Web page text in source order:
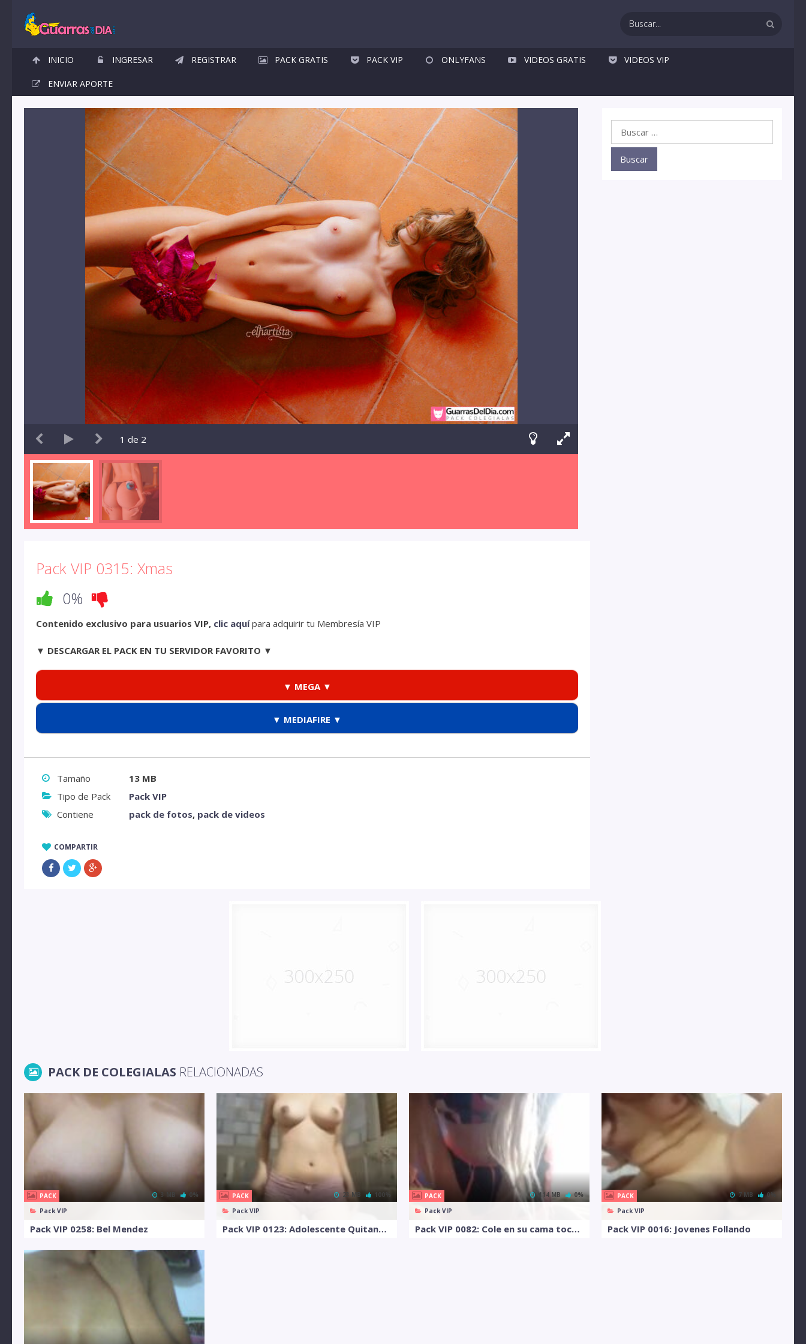
INICIO INGRESAR REGISTRAR PACK GRATIS PACK VIP ONLYFANS VIDEOS GRATIS VIDEOS VIP
ENVIAR APORTE
1 de 2
Pack VIP 0315: Xmas
0%
Contenido exclusivo para usuarios VIP, clic aquípara adquirir tu Membresía VIP
▼ DESCARGAR EL PACK EN TU SERVIDOR FAVORITO ▼
▼ MEGA ▼
▼ MEDIAFIRE ▼
Tamaño
13 MB
Tipo de Pack
Pack VIP
Contiene
pack de fotos, pack de videos
COMPARTIR
PACK DE COLEGIALAS RELACIONADAS
PACK
Pack VIP
3 MB 0%
Pack VIP 0258: Bel Mendez
PACK
Pack VIP
23 MB 100%
Pack VIP 0123: Adolescente Quitandose La Ropa en el cuarto
PACK
Pack VIP
114 MB 0%
Pack VIP 0082: Cole en su cama tocandose
PACK
Pack VIP
7 MB 0%
Pack VIP 0016: Jovenes Follando